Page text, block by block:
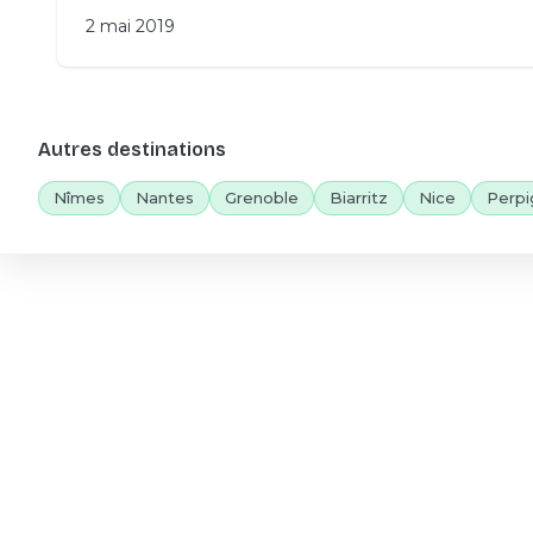
2 mai 2019
Autres destinations
Nîmes Nantes Grenoble Biarritz Nice